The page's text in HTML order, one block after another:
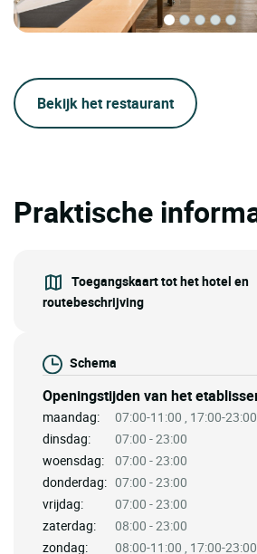
Bekijk het restaurant
Praktische
Toegangskaart tot het hotel en
routebeschrijving
Schema
Openingstijden van het
maandag:
07:00-11:00 , 17:00-23:00
dinsdag:
07:00 - 23:00
woensdag:
07:00 - 23:00
donderdag: 07:00 - 23:00
vrijdag:
07:00 - 23:00
zaterdag:
08:00 - 23:00
zondag:
08:00-11:00 , 17:00-23:00